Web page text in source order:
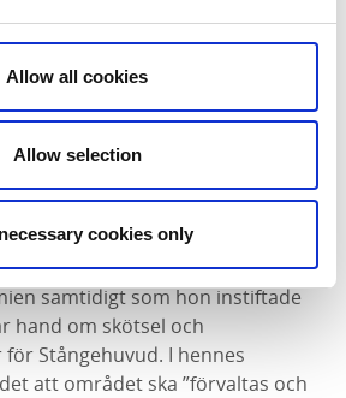
Allow all cookies
Allow selection
cookies only
området som gåva till Kungliga
samtidigt som hon instiftade
hand om skötsel och
Stångehuvud. I hennes
att området ska ”förvaltas och